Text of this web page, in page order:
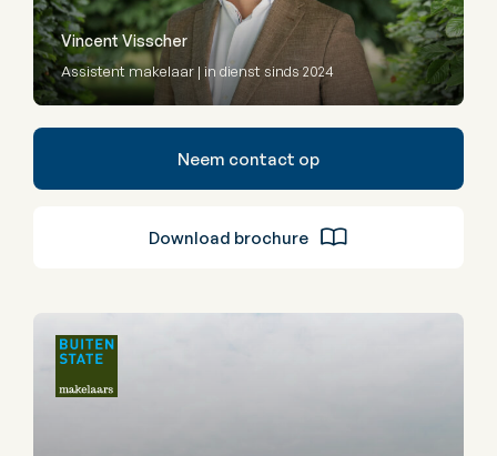
Vincent Visscher
Assistent makelaar | in dienst sinds 2024
Neem contact op
Download brochure